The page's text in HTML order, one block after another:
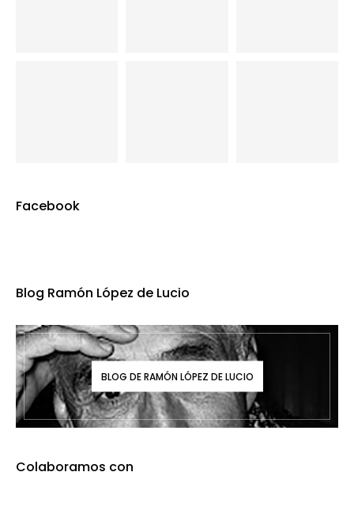
Facebook
Blog Ramón López de Lucio
BLOG DE RAMÓN LÓPEZ DE LUCIO
Colaboramos con